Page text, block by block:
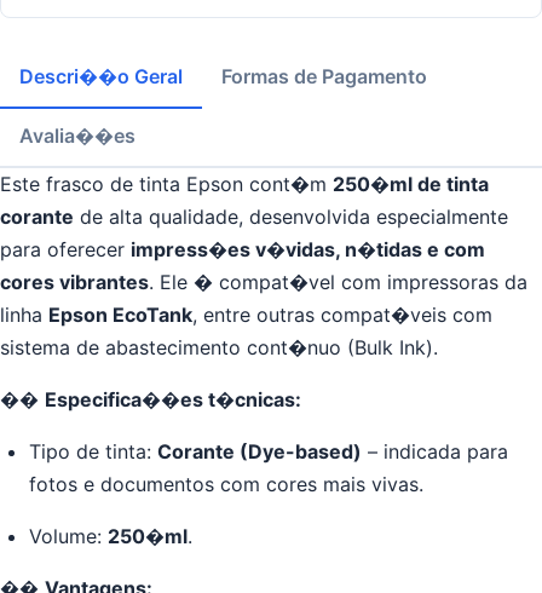
Descri��o Geral Formas de Pagamento
Avalia��es
Este frasco de tinta Epson cont�m 250�ml de tinta
corante de alta qualidade, desenvolvida especialmente
para oferecer impress�es v�vidas, n�tidas e com
cores vibrantes. Ele � compat�vel com impressoras da
linha Epson EcoTank, entre outras compat�veis com
sistema de abastecimento cont�nuo (Bulk Ink).
�� Especifica��es t�cnicas:
Tipo de tinta: Corante (Dye-based) – indicada para
fotos e documentos com cores mais vivas.
Volume: 250�ml.
�� Vantagens: